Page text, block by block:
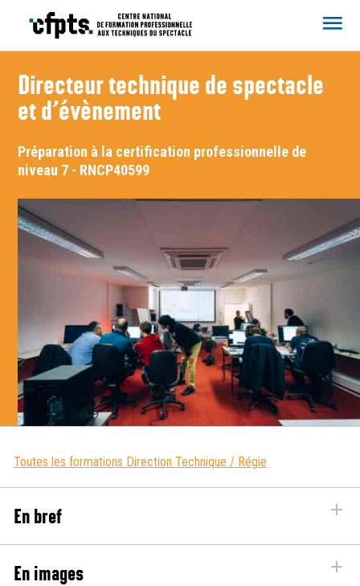
Directeur technique de spectacle
et d’évènement
Préparation à la certification professionnelle de
niveau 7 - RNCP40599
Toutes les formations Direction Technique / Régie
En bref
En images